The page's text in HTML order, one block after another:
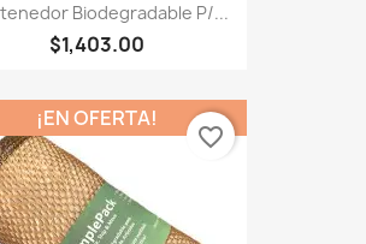
Biodegradable P/...
$1,403.00
¡EN OFERTA!
favorite_border